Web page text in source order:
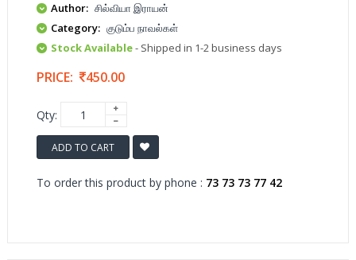
Author: சில்வியா இராயன்
Category: குடும்ப நாவல்கள்
Stock Available- Shipped in 1-2 business days
PRICE: 450.00
Qty:
ADD TO CART
To order this product by phone : 73 73 73 77 42